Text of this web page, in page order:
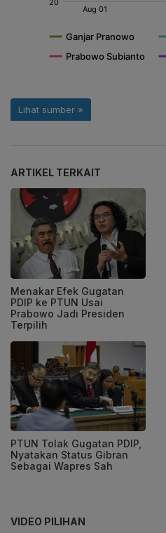
ARTIKEL TERKAIT
Menakar Efek Gugatan
PDIP ke PTUN Usai
Prabowo Jadi Presiden
Terpilih
PTUN Tolak Gugatan PDIP,
Nyatakan Status Gibran
Sebagai Wapres Sah
VIDEO PILIHAN